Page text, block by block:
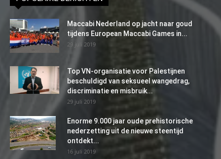
Maccabi Nederland op jacht naar goud
tijdens European Maccabi Games in...
29 juli 2019
Top VN-organisatie voor Palestijnen
beschuldigd van seksueel wangedrag,
discriminatie en misbruik...
29 juli 2019
Enorme 9.000 jaar oude prehistorische
nederzetting uit de nieuwe steentijd
ontdekt...
16 juli 2019